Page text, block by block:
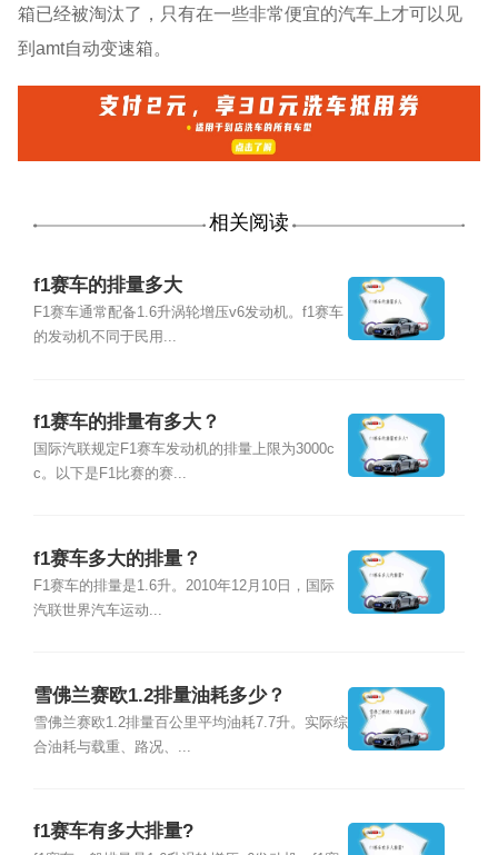
箱已经被淘汰了，只有在一些非常便宜的汽车上才可以见
到amt自动变速箱。
相关阅读
f1赛车的排量多大
F1赛车通常配备1.6升涡轮增压v6发动机。f1赛车
的发动机不同于民用...
f1赛车的排量有多大？
国际汽联规定F1赛车发动机的排量上限为3000c
c。以下是F1比赛的赛...
f1赛车多大的排量？
F1赛车的排量是1.6升。2010年12月10日，国际
汽联世界汽车运动...
雪佛兰赛欧1.2排量油耗多少？
雪佛兰赛欧1.2排量百公里平均油耗7.7升。实际综
合油耗与载重、路况、...
f1赛车有多大排量?